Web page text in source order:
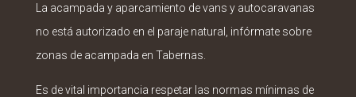
La acampada y aparcamiento de vans y autocaravanas
no está autorizado en el paraje natural, infórmate sobre
zonas de acampada en Tabernas.
Es de vital importancia respetar las normas mínimas de